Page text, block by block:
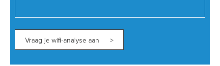
Vraag je wifi-analyse aan >